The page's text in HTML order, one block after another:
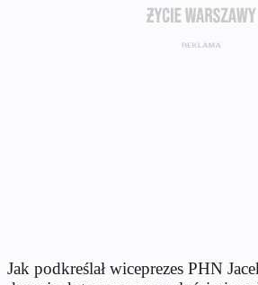
Jak podkreślał wiceprezes PHN